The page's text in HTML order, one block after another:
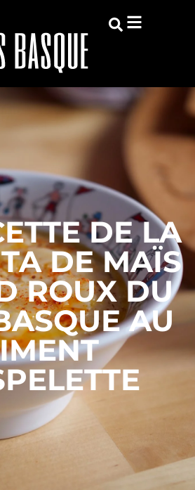
DE LA
DE MAÏS
ROUX DU
AU